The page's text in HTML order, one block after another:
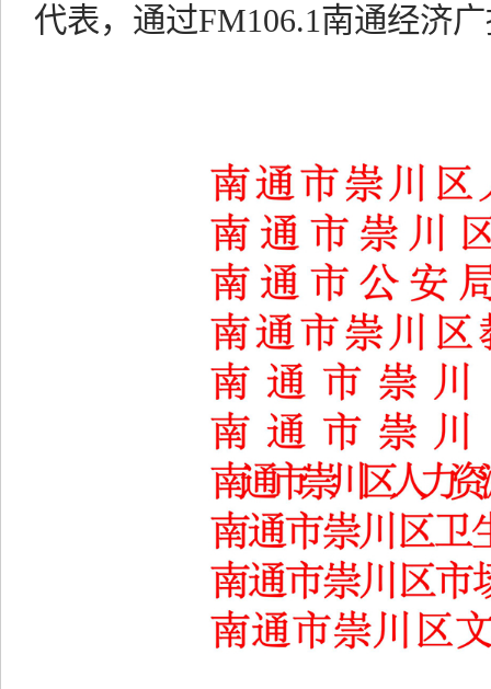
代表，通过FM106.1南通经济